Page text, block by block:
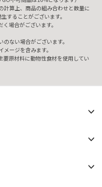
計算上、商品の組み合わせと数量に
することがございます。
場合がございます。
ない場合がございます。
ージを含みます。
要原材料に動物性食材を使用してい